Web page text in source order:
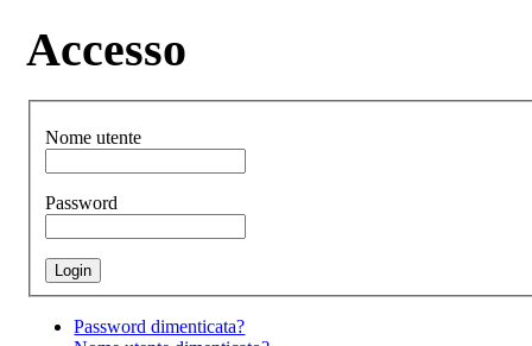
Accesso
Nome utente
Password
Password dimenticata?